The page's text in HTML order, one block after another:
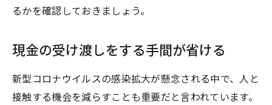
るかを確認しておきましょう。
現金の受け渡しをする手間が省ける
新型コロナウイルスの感染拡大が懸念される中で、人と
接触する機会を減らすことも重要だと言われています。